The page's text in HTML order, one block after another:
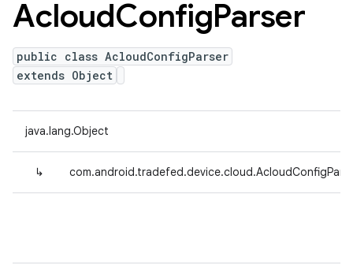
AcloudConfigParser
public class AcloudConfigParser
extends Object
java.lang.Object
↳